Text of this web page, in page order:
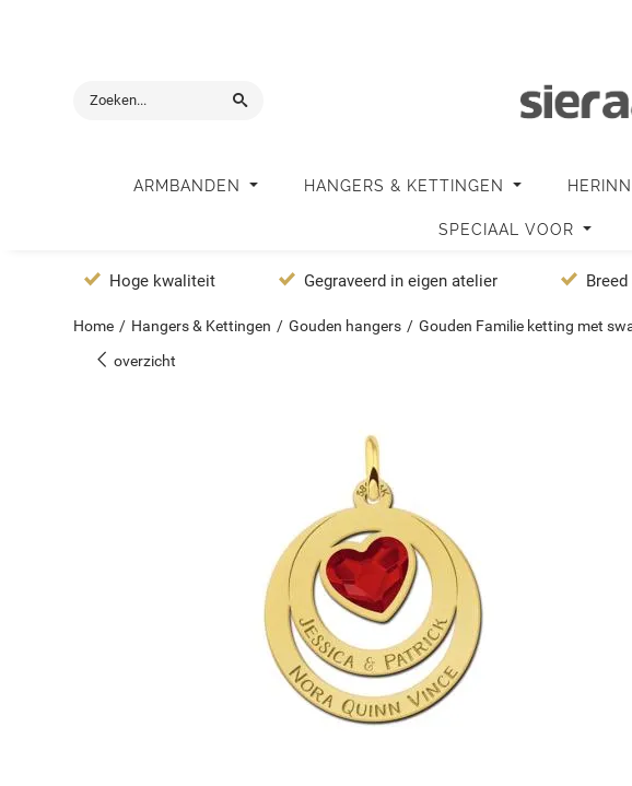
ARMBANDEN HANGERS & KETTINGEN
SPECIAAL VOOR
Hoge kwaliteit Gegraveerd in eigen atelier
Home / Hangers & Kettingen / Gouden hangers / Gouden Familie ketting met
overzicht